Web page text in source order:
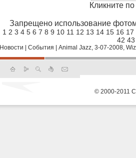
Кликните
Запрещено использование
1 2 3 4 5 6 7 8 9 10 11 12 13 14 15 16 17
42 43
Новости События Animal Jazz, 3-07-2008,
© 2000-2011